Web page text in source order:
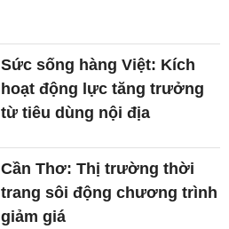
Sức sống hàng Việt: Kích
hoạt động lực tăng trưởng
từ tiêu dùng nội địa
Cần Thơ: Thị trường thời
trang sôi động chương trình
giảm giá